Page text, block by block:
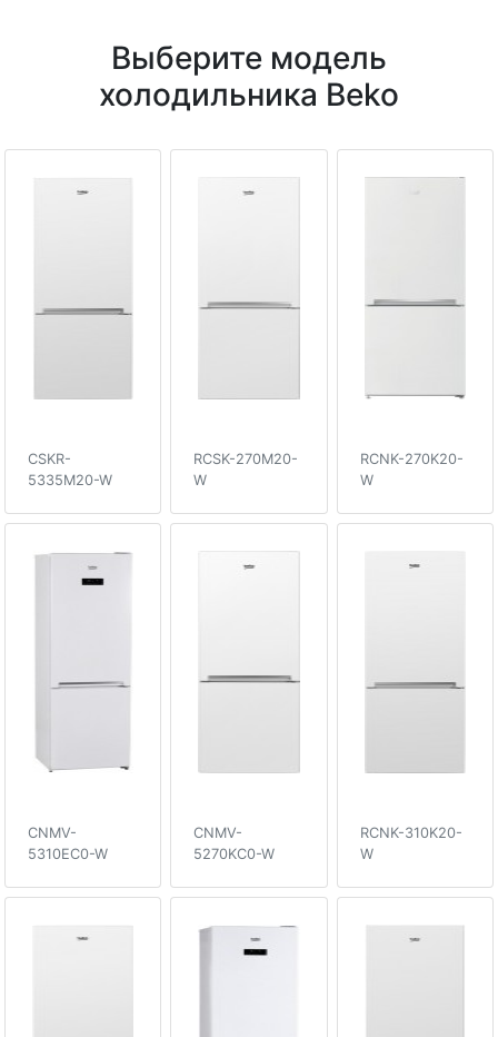
Выберите модель
холодильника Beko
CSKR-
5335M20-W
RCSK-270M20-
W
RCNK-270K20-
W
CNMV-
5310EC0-W
CNMV-
5270KC0-W
RCNK-310K20-
W